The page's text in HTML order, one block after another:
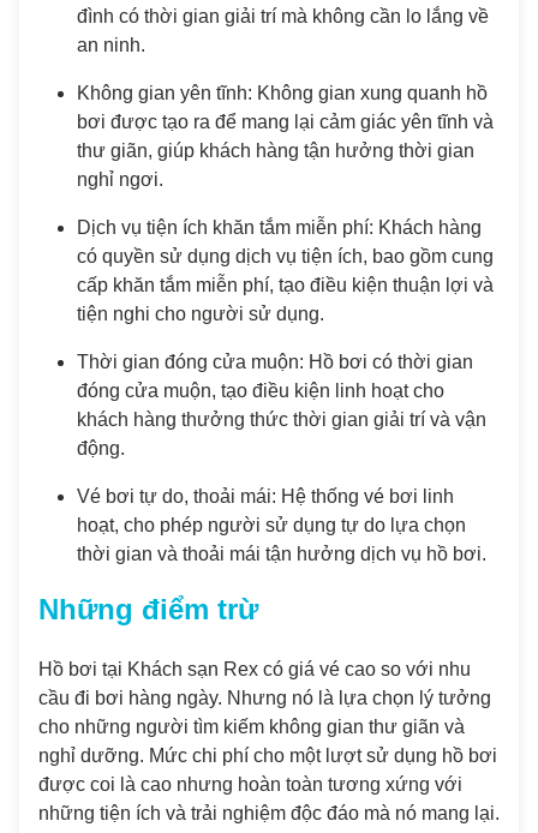
đình có thời gian giải trí mà không cần lo lắng về
an ninh.
Không gian yên tĩnh: Không gian xung quanh hồ
bơi được tạo ra để mang lại cảm giác yên tĩnh và
thư giãn, giúp khách hàng tận hưởng thời gian
nghỉ ngơi.
Dịch vụ tiện ích khăn tắm miễn phí: Khách hàng
có quyền sử dụng dịch vụ tiện ích, bao gồm cung
cấp khăn tắm miễn phí, tạo điều kiện thuận lợi và
tiện nghi cho người sử dụng.
Thời gian đóng cửa muộn: Hồ bơi có thời gian
đóng cửa muộn, tạo điều kiện linh hoạt cho
khách hàng thưởng thức thời gian giải trí và vận
động.
Vé bơi tự do, thoải mái: Hệ thống vé bơi linh
hoạt, cho phép người sử dụng tự do lựa chọn
thời gian và thoải mái tận hưởng dịch vụ hồ bơi.
Những điểm trừ
Hồ bơi tại Khách sạn Rex có giá vé cao so với nhu
cầu đi bơi hàng ngày. Nhưng nó là lựa chọn lý tưởng
cho những người tìm kiếm không gian thư giãn và
nghỉ dưỡng. Mức chi phí cho một lượt sử dụng hồ bơi
được coi là cao nhưng hoàn toàn tương xứng với
những tiện ích và trải nghiệm độc đáo mà nó mang lại.